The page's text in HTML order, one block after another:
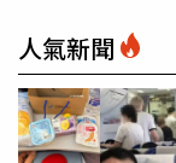
人氣新聞